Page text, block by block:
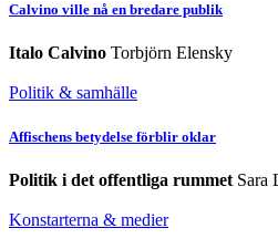
Calvino ville nå en bredare publik
Italo Calvino Torbjörn Elensky
Politik & samhälle
Affischens betydelse förblir oklar
Politik i det offentliga rummet Sara
Konstarterna & medier